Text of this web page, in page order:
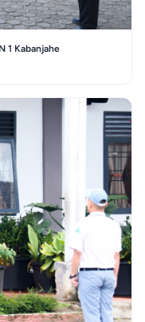
1 Kabanjahe